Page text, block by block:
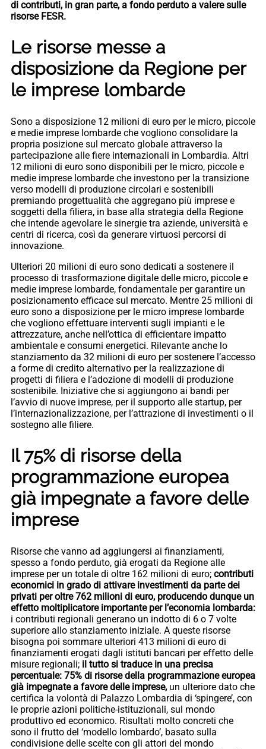
di contributi, in gran parte, a fondo perduto a valere sulle
risorse FESR.
Le risorse messe a
disposizione da Regione per
le imprese lombarde
Sono a disposizione 12 milioni di euro per le micro, piccole
e medie imprese lombarde che vogliono consolidare la
propria posizione sul mercato globale attraverso la
partecipazione alle fiere internazionali in Lombardia. Altri
12 milioni di euro sono disponibili per le micro, piccole e
medie imprese lombarde che investono per la transizione
verso modelli di produzione circolari e sostenibili
premiando progettualità che aggregano più imprese e
soggetti della filiera, in base alla strategia della Regione
che intende agevolare le sinergie tra aziende, università e
centri di ricerca, così da generare virtuosi percorsi di
innovazione.
Ulteriori 20 milioni di euro sono dedicati a sostenere il
processo di trasformazione digitale delle micro, piccole e
medie imprese lombarde, fondamentale per garantire un
posizionamento efficace sul mercato. Mentre 25 milioni di
euro sono a disposizione per le micro imprese lombarde
che vogliono effettuare interventi sugli impianti e le
attrezzature, anche nell’ottica di efficientare impatto
ambientale e consumi energetici. Rilevante anche lo
stanziamento da 32 milioni di euro per sostenere l’accesso
a forme di credito alternativo per la realizzazione di
progetti di filiera e l’adozione di modelli di produzione
sostenibile. Iniziative che si aggiungono ai bandi per
l’avvio di nuove imprese, per il supporto alle startup, per
l’internazionalizzazione, per l’attrazione di investimenti o il
sostegno alle filiere.
Il 75% di risorse della
programmazione europea
già impegnate a favore delle
imprese
Risorse che vanno ad aggiungersi ai finanziamenti,
spesso a fondo perduto, già erogati da Regione alle
imprese per un totale di oltre 162 milioni di euro; contributi
economici in grado di attivare investimenti da parte dei
privati per oltre 762 milioni di euro, producendo dunque un
effetto moltiplicatore importante per l’economia lombarda:
i contributi regionali generano un indotto di 6 o 7 volte
superiore allo stanziamento iniziale. A queste risorse
bisogna poi sommare ulteriori 413 milioni di euro di
finanziamenti erogati dagli istituti bancari per effetto delle
misure regionali; il tutto si traduce in una precisa
percentuale: 75% di risorse della programmazione europea
già impegnate a favore delle imprese, un ulteriore dato che
certifica la volontà di Palazzo Lombardia di ‘spingere’, con
le proprie azioni politiche-istituzionali, sul mondo
produttivo ed economico. Risultati molto concreti che
sono il frutto del ‘modello lombardo’, basato sulla
condivisione delle scelte con gli attori del mondo